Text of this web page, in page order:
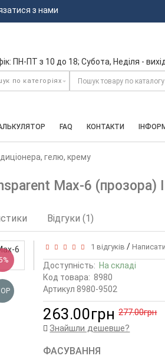
з нами
ПН-ПТ з 10 до 18; Субота, Неділя -
FAQ КОНТАКТИ
гелю, крему
Max-6 (прозора)
Відгуки (1)
1 відгуків /
Доступність: На складі
Код товара: 8980
Артикул 8980-9502
263.00грн 277.00грн
Знайшли дешевше?
ФАСУВАННЯ